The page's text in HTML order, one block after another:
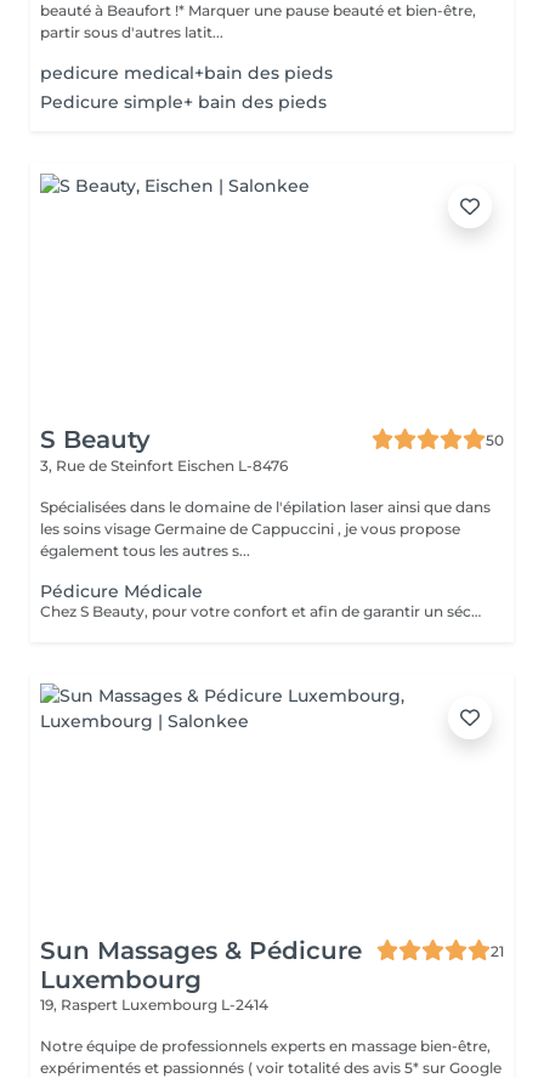
beauté à Beaufort !* Marquer une pause beauté et bien-être,
partir sous d'autres latit...
pedicure medical+bain des pieds
Pedicure simple+ bain des pieds
S Beauty
50
3, Rue de Steinfort Eischen L-8476
Spécialisées dans le domaine de l'épilation laser ainsi que dans
les soins visage Germaine de Cappuccini , je vous propose
également tous les autres s...
Pédicure Médicale
Chez S Beauty, pour votre confort et afin de garantir un séchage parfait du vernis classique, nous vous conseillons de venir muni(e) de tongs ou de chaussures ouvertes lors de votre rendez-vous.
Sun Massages & Pédicure
Luxembourg
21
19, Raspert Luxembourg L-2414
Notre équipe de professionnels experts en massage bien-être,
expérimentés et passionnés ( voir totalité des avis 5* sur Google